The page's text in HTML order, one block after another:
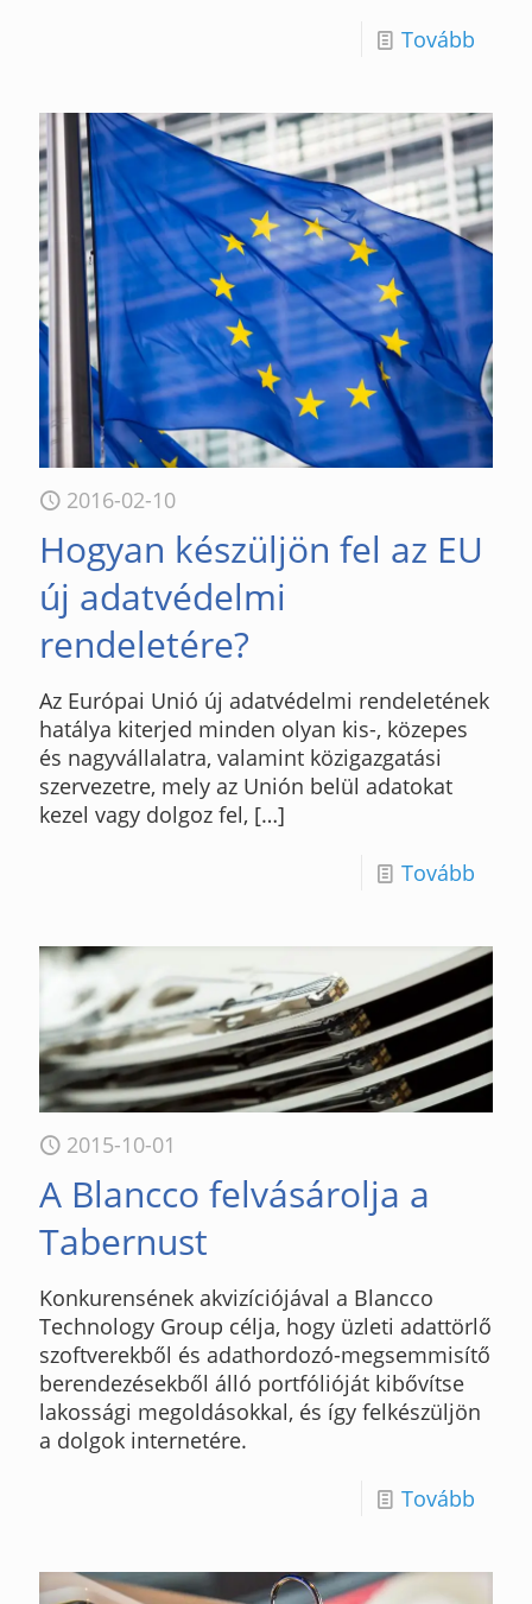
Tovább
2016-02-10
Hogyan készüljön fel az EU
új adatvédelmi
rendeletére?
Az Európai Unió új adatvédelmi rendeletének
hatálya kiterjed minden olyan kis-, közepes
és nagyvállalatra, valamint közigazgatási
szervezetre, mely az Unión belül adatokat
kezel vagy dolgoz fel, […]
Tovább
2015-10-01
A Blancco felvásárolja a
Tabernust
Konkurensének akvizíciójával a Blancco
Technology Group célja, hogy üzleti adattörlő
szoftverekből és adathordozó-megsemmisítő
berendezésekből álló portfólióját kibővítse
lakossági megoldásokkal, és így felkészüljön
a dolgok internetére.
Tovább